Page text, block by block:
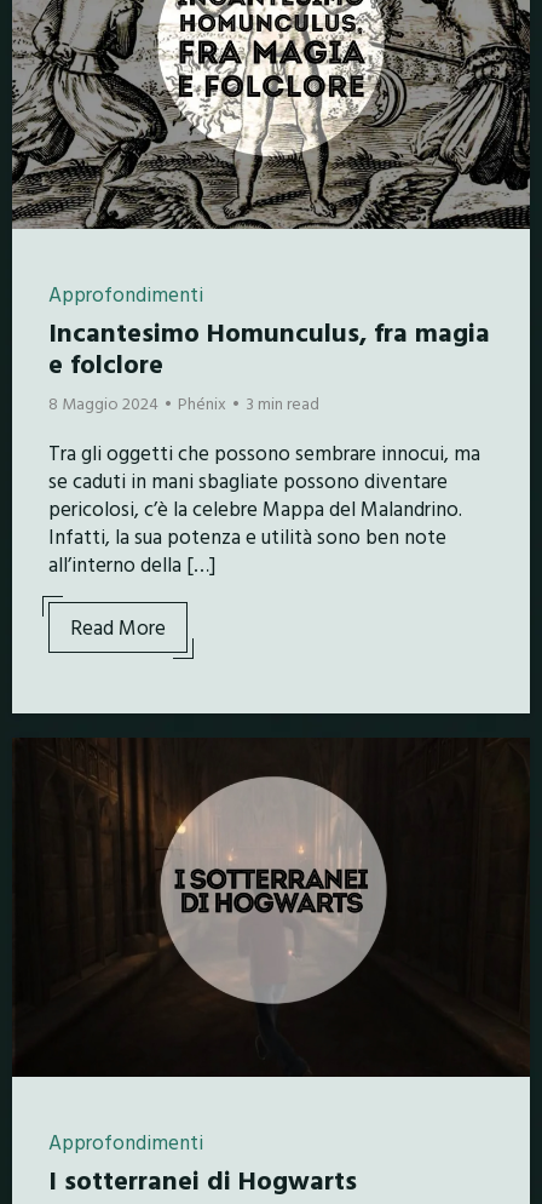
Approfondimenti
Incantesimo Homunculus, fra magia
e folclore
8 Maggio 2024 Phénix 3 min read
Tra gli oggetti che possono sembrare innocui, ma
se caduti in mani sbagliate possono diventare
pericolosi, c’è la celebre Mappa del Malandrino.
Infatti, la sua potenza e utilità sono ben note
all’interno della […]
Read More
Approfondimenti
I sotterranei di Hogwarts